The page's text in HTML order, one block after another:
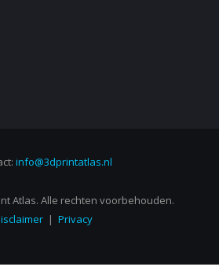
info@3dprintatlas.nl
Atlas. Alle rechten voorbehouden.
| Privacy